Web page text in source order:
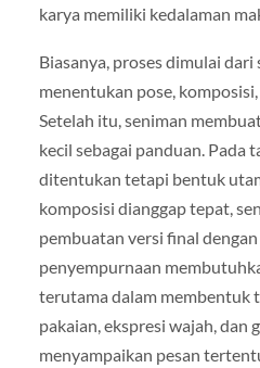
karya memiliki kedalaman
Biasanya, proses dimulai
menentukan pose,
Setelah itu, seniman
kecil sebagai panduan. Pada
ditentukan tetapi bentuk
komposisi dianggap tepat,
pembuatan versi final
penyempurnaan
terutama dalam membentuk
pakaian, ekspresi wajah, dan
menyampaikan pesan